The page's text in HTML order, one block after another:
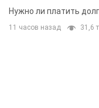
вынес
Нужно ли платить
11 часов назад 31,6